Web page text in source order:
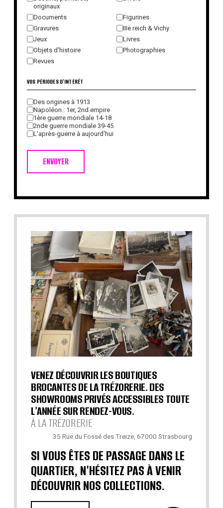
originaux
Documents
Figurines
Gravures
IIIe reich & Vichy
Jeux
Livres
Objets d'histoire
Photographies
Revues
ENVOYER
VOS PÉRIODES D'INTÉRÊT
Des origines à 1913
Napoléon : 1er, 2nd empire
1ère guerre mondiale 14-18
2nde guerre mondiale 39-45
L'après-guerre à aujourd'hui
VENEZ DÉCOUVRIR LES BOUTIQUES
BROCANTES DE LA TRÉZORERIE. DES
SHOWROOMS PRIVÉS ACCESSIBLES TOUTE
L'ANNÉE SUR RENDEZ-VOUS.
À LA TRÉZORERIE
35 Rue du Fossé des Treize, 67000 Strasbourg
SI VOUS ÊTES DE PASSAGE DANS LE
QUARTIER, N'HÉSITEZ PAS À VENIR
DÉCOUVRIR NOS COLLECTIONS.